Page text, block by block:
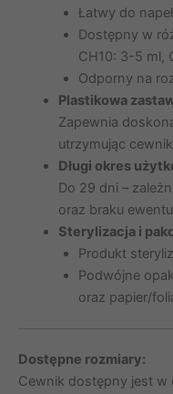
Łatwy do
Dostępny w
CH10: 3-5 ml,
Odporny na
Plastikowa
Zapewnia
utrzymując
Długi okres
Do 29 dni –
oraz braku
Sterylizacja i
Produkt
Podwójne
oraz papier/
Dostępne rozmiary:
Cewnik dostępny jest w